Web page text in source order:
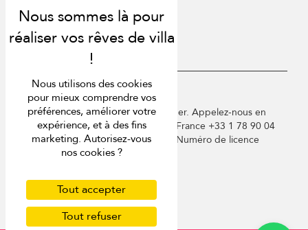
USD $ fr Français
Copyright © 2026 St Barts Villa Finder. Appelez-nous en
Angleterre au +44 2 033 933 883 / France +33 1 78 90 04
96 / Allemagne +49 40 835 09075. Numéro de licence
touristique : TA03414
Politique de confidentialité
Cookies
Plan du site
Nous utilisons des cookies
pour mieux comprendre vos
préférences, améliorer votre
expérience, et à des fins
marketing. Autorisez-vous
nos cookies ?
Tout accepter
Tout refuser